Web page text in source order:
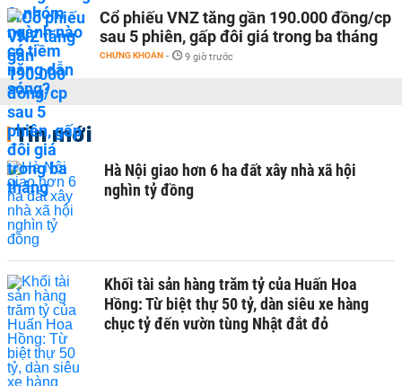
Cổ phiếu VNZ tăng gần 190.000 đồng/cp
sau 5 phiên, gấp đôi giá trong ba tháng
CHỨNG KHOÁN - 9 giờ trước
Tin mới
Hà Nội giao hơn 6 ha đất xây nhà xã hội
nghìn tỷ đồng
Khối tài sản hàng trăm tỷ của Huấn Hoa
Hồng: Từ biệt thự 50 tỷ, dàn siêu xe hàng
chục tỷ đến vườn tùng Nhật đắt đỏ